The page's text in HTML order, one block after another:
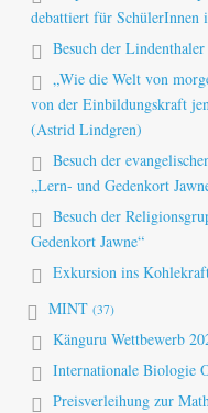
debattiert für SchülerInnen
Besuch der
„Wie die Welt von
von der Einbildungskraft
(Astrid Lindgren)
Besuch der
„Lern- und Gedenkort
Besuch der
Gedenkort Jawne“
Exkursion ins
MINT (37)
Känguru Wettbewerb
Internationale Biologie
Preisverleihung zur